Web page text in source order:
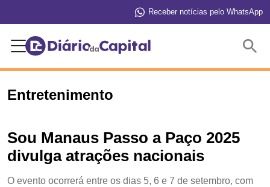
Receber notícias pelo WhatsApp
Entretenimento
Sou Manaus Passo a Paço 2025
divulga atrações nacionais
O evento ocorrerá entre os dias 5, 6 e 7 de setembro, com